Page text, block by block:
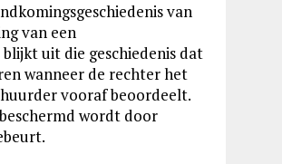
van
van een
uit die geschiedenis dat
wanneer de rechter het
vooraf beoordeelt.
wordt door